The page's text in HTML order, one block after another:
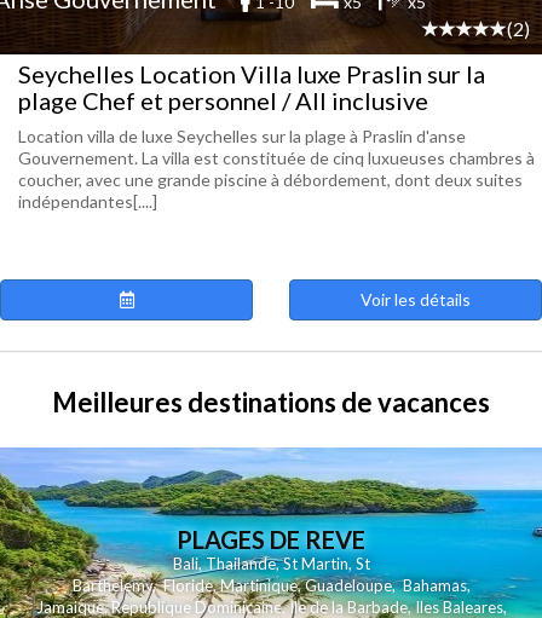
(2)
Seychelles Location Villa luxe Praslin sur la
plage Chef et personnel / All inclusive
Location villa de luxe Seychelles sur la plage à Praslin d'anse
Gouvernement. La villa est constituée de cinq luxueuses chambres à
coucher, avec une grande piscine à débordement, dont deux suites
indépendantes[....]
Voir les détails
Meilleures destinations de vacances
PLAGES DE REVE
Bali,Thailande,St Martin,St
Barthelemy,Floride,Martinique,Guadeloupe,Bahamas,
Jamaique,Republique Dominicaine,Ile de la Barbade,Iles Baleares,